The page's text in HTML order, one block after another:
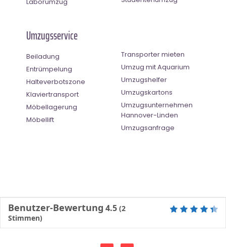
Laborumzug
Umzugsservice
Beiladung
Entrümpelung
Halteverbotszone
Klaviertransport
Möbellagerung
Möbellift
Transporter mieten
Umzug mit Aquarium
Umzugshelfer
Umzugskartons
Umzugsunternehmen
Hannover-Linden
Umzugsanfrage
Benutzer-Bewertung 4.5 (2
Stimmen)